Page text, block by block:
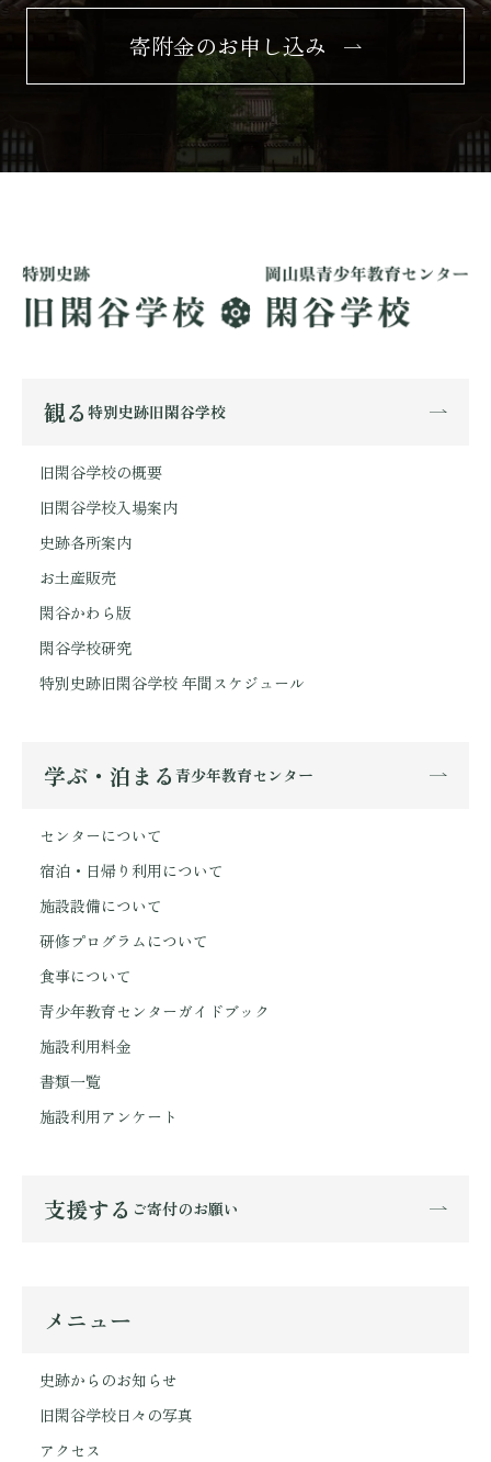
寄附金のお申し込み
観る 特別史跡旧閑谷学校
旧閑谷学校の概要
旧閑谷学校入場案内
史跡各所案内
お土産販売
閑谷かわら版
閑谷学校研究
特別史跡旧閑谷学校 年間スケジュール
学ぶ・泊まる 青少年教育センター
センターについて
宿泊・日帰り利用について
施設設備について
研修プログラムについて
食事について
青少年教育センターガイドブック
施設利用料金
書類一覧
施設利用アンケート
支援する ご寄付のお願い
メニュー
史跡からのお知らせ
旧閑谷学校日々の写真
アクセス